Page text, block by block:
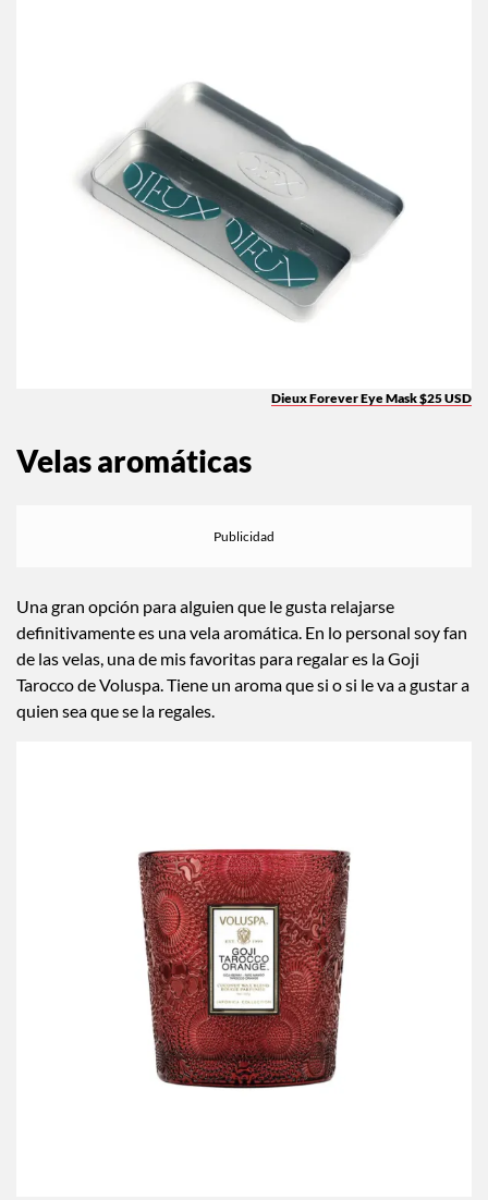
Velas aromáticas
Una gran opción para alguien que le gusta relajarse
definitivamente es una vela aromática. En lo personal soy fan
de las velas, una de mis favoritas para regalar es la Goji
Tarocco de Voluspa. Tiene un aroma que si o si le va a gustar a